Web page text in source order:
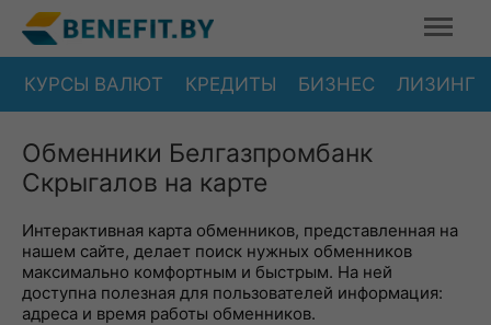
КУРСЫ ВАЛЮТ КРЕДИТЫ БИЗНЕС ЛИЗИНГ
Обменники Белгазпромбанк
Скрыгалов на карте
Интерактивная карта обменников, представленная на
нашем сайте, делает поиск нужных обменников
максимально комфортным и быстрым. На ней
доступна полезная для пользователей информация:
адреса и время работы обменников.